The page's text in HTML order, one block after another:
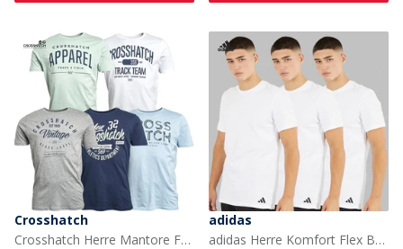
Crosshatch
Crosshatch Herre Mantore Fem Pakke Printede T-shirts Assorterede
adidas
adidas Herre Komfort Flex Bomuld Tre Pak Rund Hals T-shirts Hvid